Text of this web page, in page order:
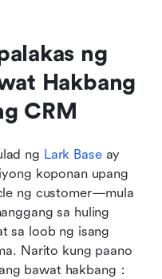
ng
Hakbang
CRM
ng Lark Base ay
koponan upang
ng customer—mula
sa huling
sa loob ng isang
Narito kung paano
bawat hakbang：